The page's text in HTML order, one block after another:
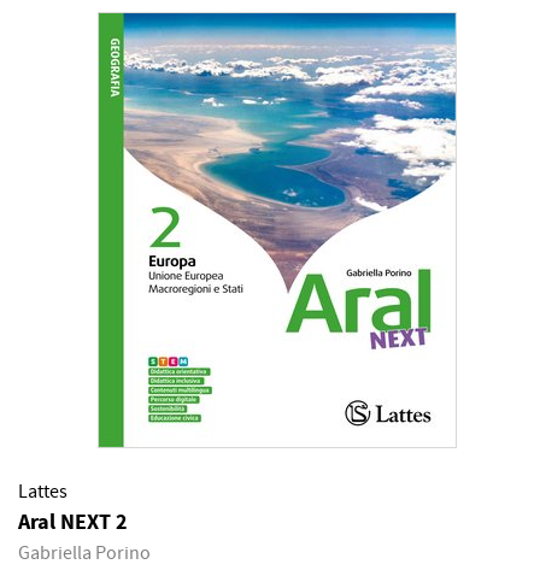
Lattes
Aral NEXT 2
Gabriella Porino